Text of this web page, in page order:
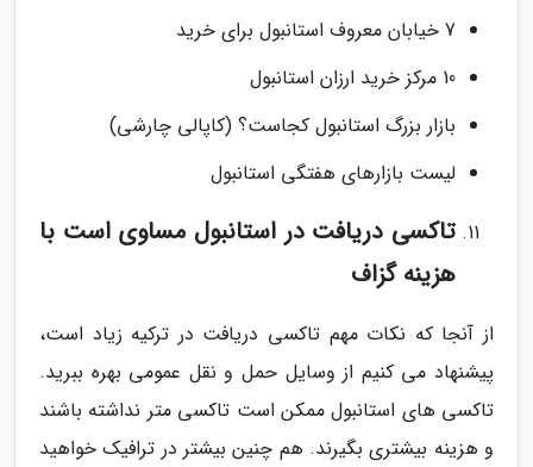
7 خیابان معروف استانبول برای خرید
10 مرکز خرید ارزان استانبول
بازار بزرگ استانبول کجاست؟ (کاپالی چارشی)
لیست بازارهای هفتگی استانبول
تاکسی دریافت در استانبول مساوی است با
هزینه گزاف
از آنجا که نکات مهم تاکسی دریافت در ترکیه زیاد است،
پیشنهاد می کنیم از وسایل حمل و نقل عمومی بهره ببرید.
تاکسی های استانبول ممکن است تاکسی متر نداشته باشند
و هزینه بیشتری بگیرند. هم چنین بیشتر در ترافیک خواهید